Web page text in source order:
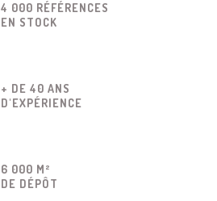
4 000 RÉFÉRENCES
EN STOCK
+ DE 40 ANS
D'EXPÉRIENCE
6 000 M²
DE DÉPÔT